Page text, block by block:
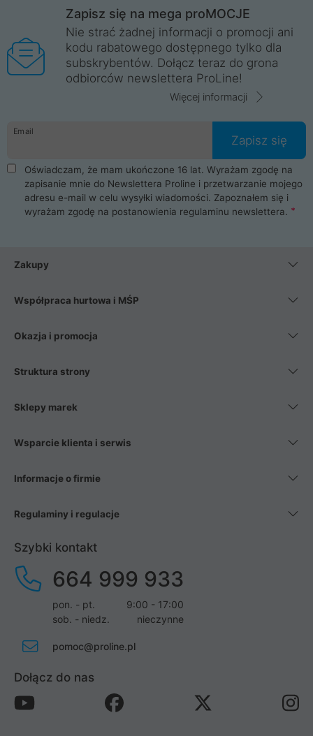
Wrocław, Poznań, Legnica, Katowice, Gliwice, Kalisz, Bytom,
Trzebnica, Opole. Szybka i profesjonalna obsługa!
ProLine to polska firma ze 100% polskim kapitałem. Działamy
legalnie i płacimy podatki w naszym kraju! Posiadamy siedzibę
główną w Mirkowie oraz salony na terenie kraju. Cała
komunikacja ze sklepem komputerowym ProLine jest
danych osobowych. Dlatego zakup notebooka albo laptopa w
ProLine to czysta przyjemność i pełne bezpieczeństwo.
Zaopatrzysz się u nas w akcesoria i części komputerowe
takie jak procesory, karty graficzne, płyty główne, pamięci,
dyski SSD, M.2 oraz HDD. Nasi pracownicy pomogą Ci wybrać
najlepszy zasilacz komputerowy oraz obudowę do komputera.
Poza komputerami mamy również najlepsze na rynku
Smartfony takich producentów jak Xiaomi, Apple, Samsung i
wentylatory. Na koniec mając już to wszystko, możesz
Zapisz się na mega proMOCJE
Nie strać żadnej informacji o promocji ani
kodu rabatowego dostępnego tylko dla
subskrybentów. Dołącz teraz do grona
odbiorców newslettera ProLine!
Więcej informacji
Email
Zapisz się
Oświadczam, że mam ukończone 16 lat. Wyrażam zgodę na
zapisanie mnie do Newslettera Proline i przetwarzanie mojego
adresu e-mail w celu wysyłki wiadomości. Zapoznałem się i
wyrażam zgodę na postanowienia regulaminu newslettera.
Zakupy
Współpraca hurtowa i MŚP
Okazja i promocja
Struktura strony
Sklepy marek
Wsparcie klienta i serwis
Informacje o firmie
Regulaminy i regulacje
Szybki kontakt
664 999 933
pon. - pt.
9:00 - 17:00
sob. - niedz.
nieczynne
pomoc@proline.pl
Dołącz do nas